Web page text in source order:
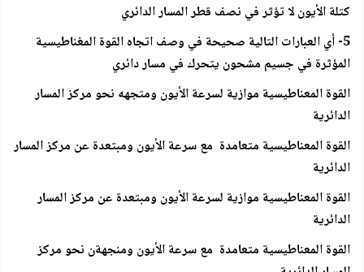
كتلة الأيون لا تؤثر في نصف قطر المسار الدائري
5- أي العبارات التالية صحيحة في وصف اتجاه القوة المغناطيسية
المؤثرة في جسيم مشحون يتحرك في مسار دائري
القوة المعناطيسية موازية لسرعة الأيون ومتجهه نحو مركز المسار
الدائرية
القوة المعناطيسية متعامدة مع سرعة الأيون ومبتعدة عن مركز المسار
الدائرية
القوة المعناطيسية موازية لسرعة الأيون ومبتعدة عن مركز المسار
الدائرية
القوة المعناطيسية متعامدة مع سرعة الأيون ومنجهةن نحو مركز